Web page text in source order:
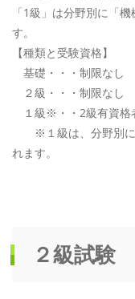
「1級」は分野別に「
す。
【種類と受験資格】
基礎・・・制限なし
２級・・・制限なし
１級※・・2級有資格
※１級は、分野別に
れます。
２級試験